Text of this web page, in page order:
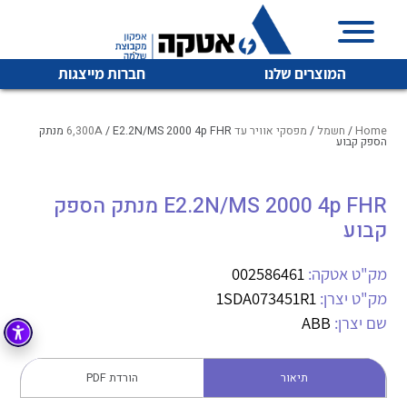
המוצרים שלנו חברות מייצגות
איכות | שרות | זמינות
אטקה בע”מ היא החברה הגדולה והמובילה בישראל בשיווק
מיתוג, בקרה , ואינסטלציה חשמלית ופעילה ב7 תחומים:
חשמל מיתוג ואינסטלציה חשמלית
קופסאות וארונות לחשמל, בקרה ואלקטרוניקה
לכל מוצרי היצרן לכל מוצרי היצרן
לכל מוצרי היצרן לכל מוצרי היצרן
Home
/ חשמל / מפסקי אוויר עד 6,300A / E2.2N/MS 2000 4p FHR מנתק
הספק קבוע
E2.2N/MS 2000 4p FHR מנתק הספק
קבוע
מק"ט אטקה: 002586461
מק"ט יצרן: 1SDA073451R1
שם יצרן: ABB
תיאור הורדת PDF